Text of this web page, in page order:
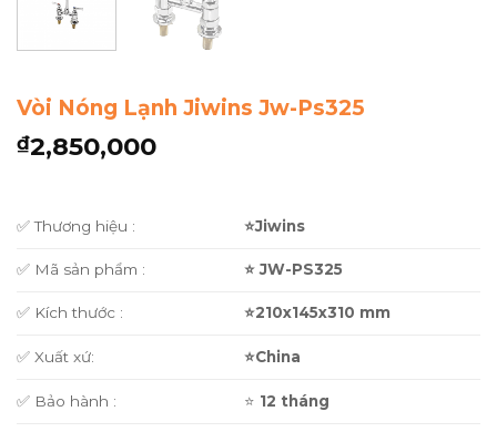
Vòi Nóng Lạnh Jiwins Jw-Ps325
₫2,850,000
✅ Thương hiệu : ⭐Jiwins
✅ Mã sản phẩm : ⭐ JW-PS325
✅ Kích thước : ⭐210x145x310 mm
✅ Xuất xứ: ⭐China
✅ Bảo hành : ⭐ 12 tháng